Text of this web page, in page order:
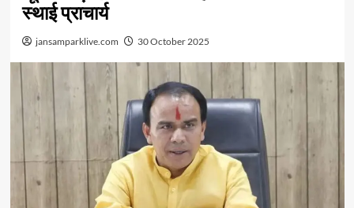
स्थाई प्राचार्य
jansamparklive.com 30 October 2025